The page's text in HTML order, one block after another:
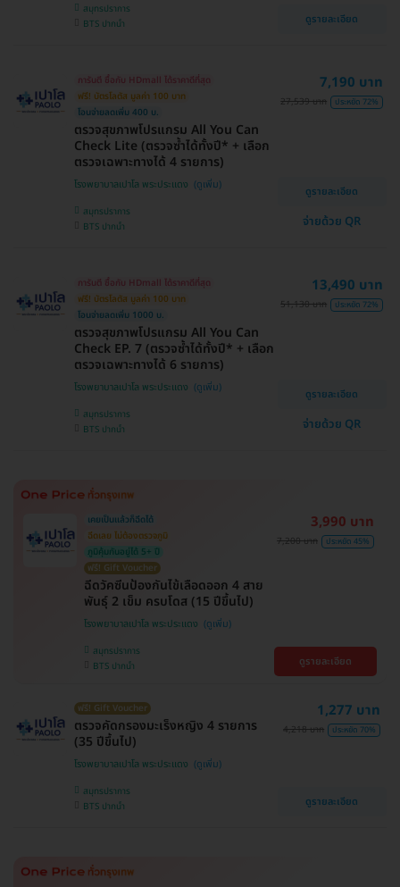
สมุทรปราการ
BTS ปากน้ำ
ดูรายละเอียด
การันตี ซื้อกับ HDmall ได้ราคาดีที่สุด
ฟรี! บัตรโลตัส มูลค่า 100 บาท
โอนจ่ายลดเพิ่ม 400 บ.
ตรวจสุขภาพโปรแกรม All You Can
Check Lite (ตรวจซ้ำได้ทั้งปี* + เลือก
ตรวจเฉพาะทางได้ 4 รายการ)
โรงพยาบาลเปาโล พระประแดง
สมุทรปราการ
BTS ปากน้ำ
7,190 บาท
27,539 บาท ประหยัด 72%
ดูรายละเอียด
จ่ายด้วย QR
การันตี ซื้อกับ HDmall ได้ราคาดีที่สุด
ฟรี! บัตรโลตัส มูลค่า 100 บาท
โอนจ่ายลดเพิ่ม 1000 บ.
ตรวจสุขภาพโปรแกรม All You Can
Check EP. 7 (ตรวจซ้ำได้ทั้งปี* + เลือก
ตรวจเฉพาะทางได้ 6 รายการ)
โรงพยาบาลเปาโล พระประแดง
สมุทรปราการ
BTS ปากน้ำ
13,490 บาท
51,130 บาท ประหยัด 72%
ดูรายละเอียด
จ่ายด้วย QR
เคยเป็นแล้วก็ฉีดได้
ฉีดเลย ไม่ต้องตรวจภูมิ
ภูมิคุ้มกันอยู่ได้ 5+ ปี
ฟรี! Gift Voucher
ฉีดวัคซีนป้องกันไข้เลือดออก 4 สาย
พันธุ์ 2 เข็ม ครบโดส (15 ปีขึ้นไป)
โรงพยาบาลเปาโล พระประแดง
สมุทรปราการ
BTS ปากน้ำ
3,990 บาท
7,200 บาท ประหยัด 45%
ดูรายละเอียด
ฟรี! Gift Voucher
ตรวจคัดกรองมะเร็งหญิง 4 รายการ
(35 ปีขึ้นไป)
โรงพยาบาลเปาโล พระประแดง
สมุทรปราการ
BTS ปากน้ำ
1,277 บาท
4,218 บาท ประหยัด 70%
ดูรายละเอียด